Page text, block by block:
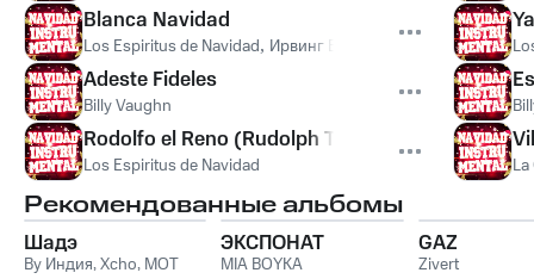
Blanca Navidad
Los Espiritus de Navidad, Ирвинг Берлин
Adeste Fideles
Billy Vaughn
Rodolfo el Reno (Rudolph The Red Nose
Los Espiritus de Navidad
Рекомендованные альбомы
Шадэ
By Индия,Xcho, MOT
ЭКСПОНАТ
MIA BOYKA
GAZ
Zivert